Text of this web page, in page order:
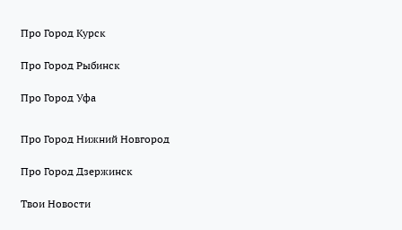
Про Город Курск
Про Город Рыбинск
Про Город Уфа
Про Город Нижний Новгород
Про Город Дзержинск
Твои Новости